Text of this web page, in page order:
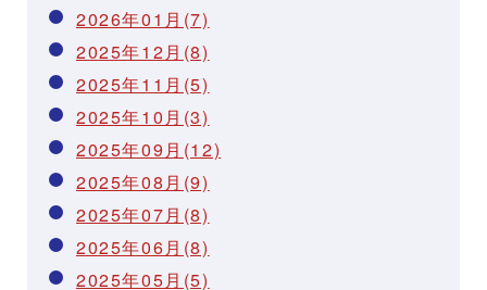
2026年01月(7)
2025年12月(8)
2025年11月(5)
2025年10月(3)
2025年09月(12)
2025年08月(9)
2025年07月(8)
2025年06月(8)
2025年05月(5)